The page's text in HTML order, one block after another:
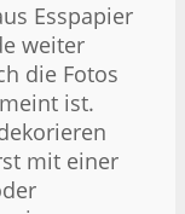
Esspapier
weiter
die Fotos
ist.
mit einer